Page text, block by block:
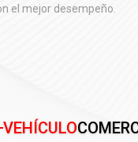
el mejor desempeño.
VEHÍCULO